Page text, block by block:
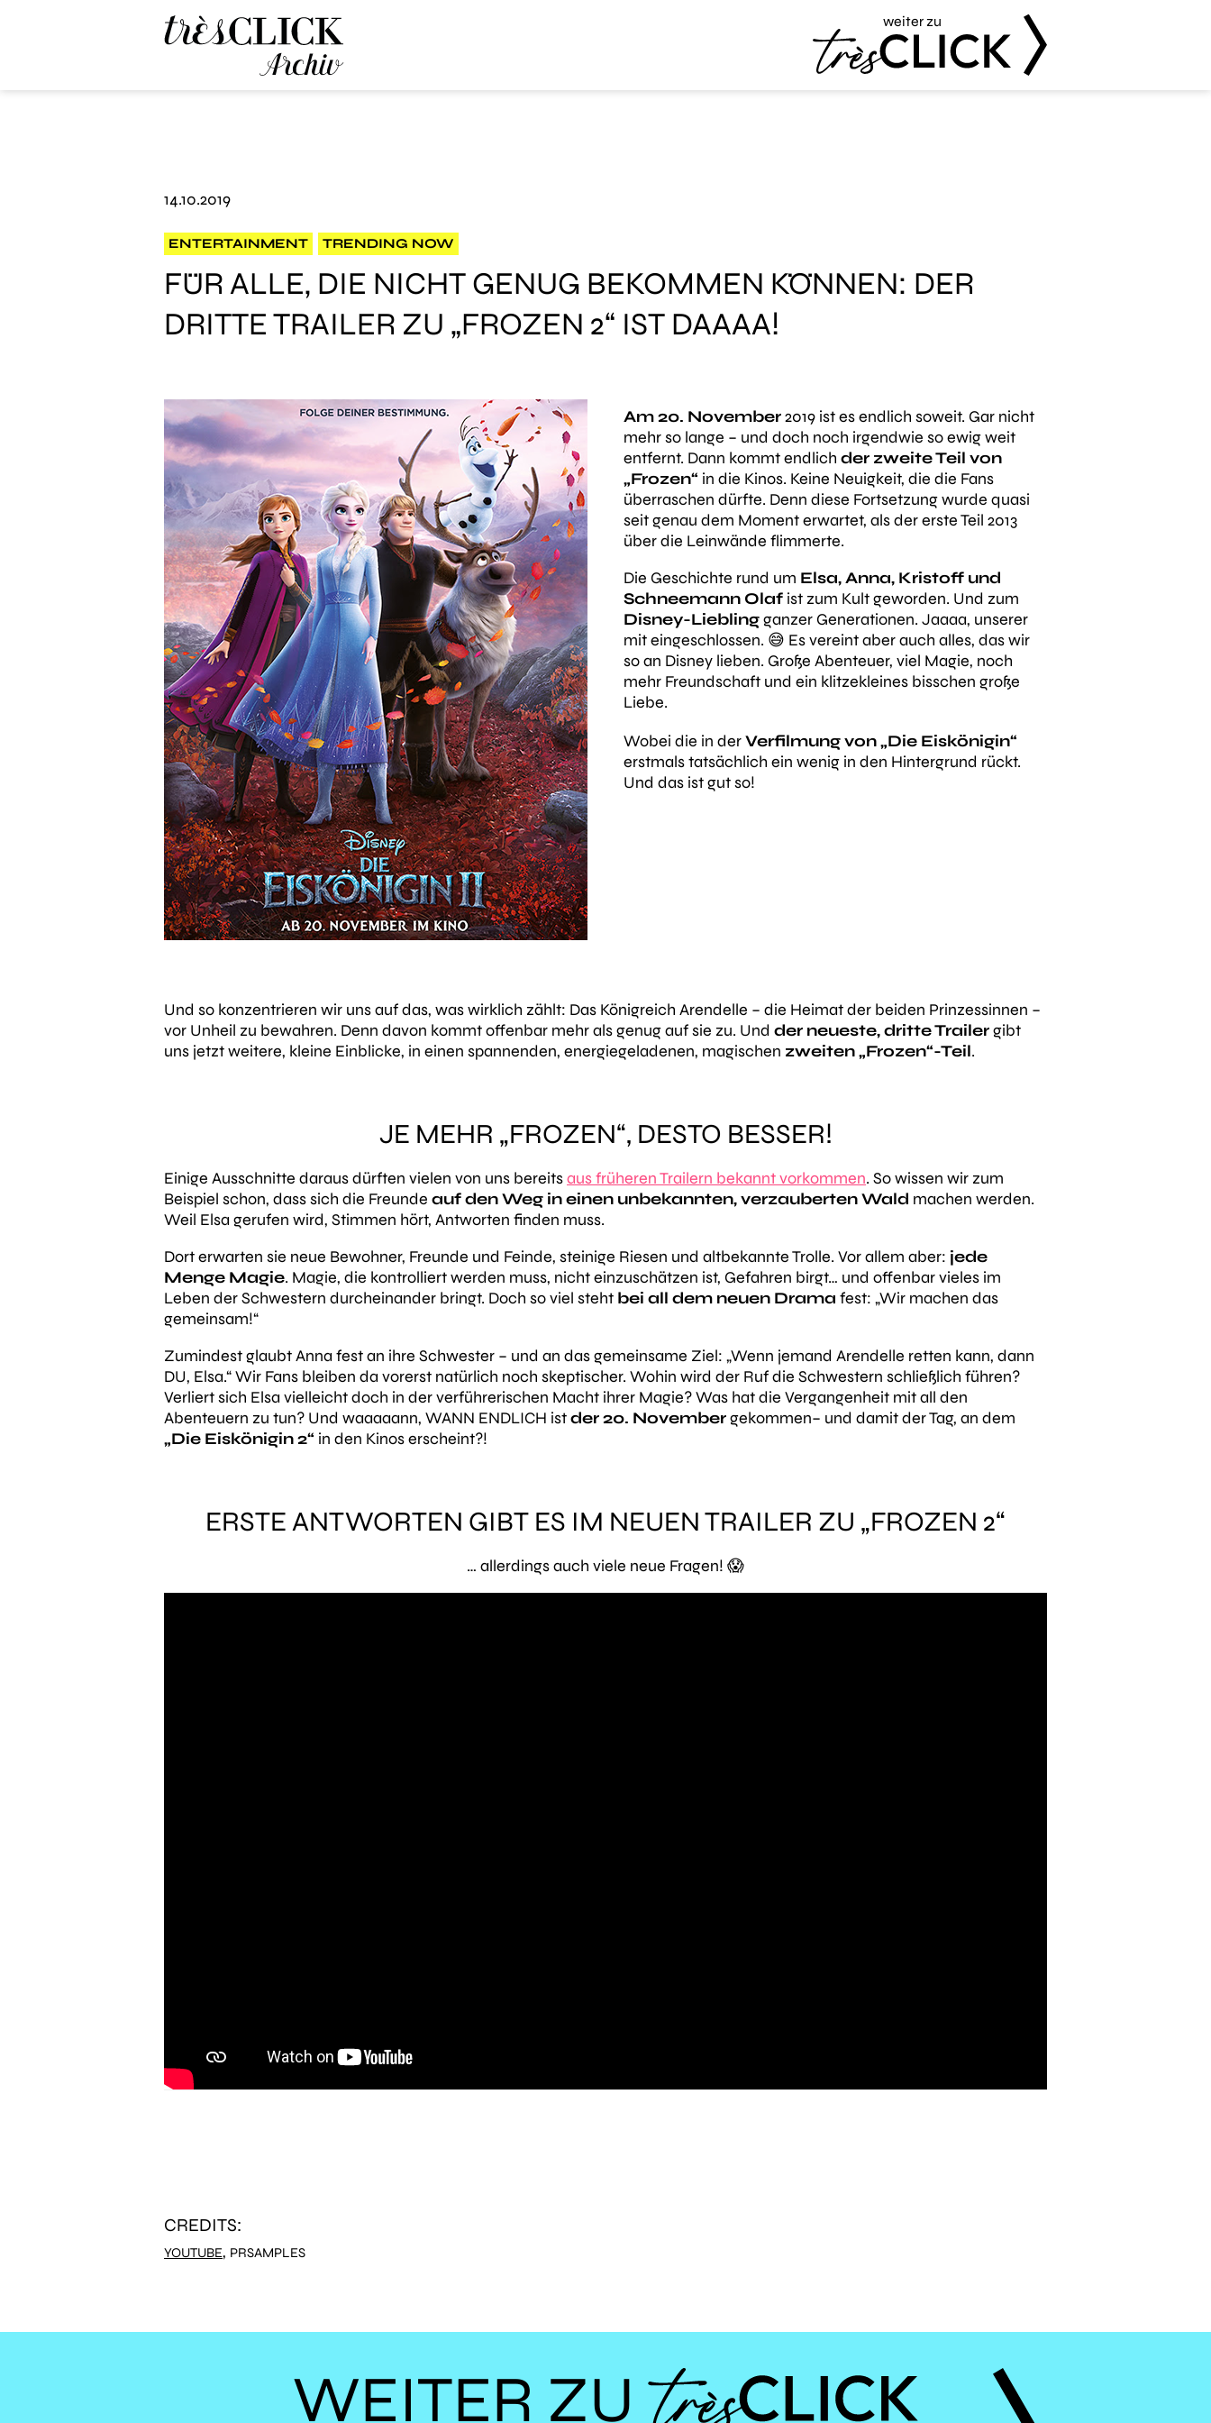
weiter zu
14.10.2019
ENTERTAINMENT TRENDING NOW
FÜR ALLE, DIE NICHT GENUG BEKOMMEN KÖNNEN: DER
DRITTE TRAILER ZU „FROZEN 2“ IST DAAAA!
Am 20. November2019 ist es endlich soweit. Gar nicht
mehr so lange – und doch noch irgendwie so ewig weit
entfernt. Dann kommt endlich der zweite Teil von
„Frozen“ in die Kinos. Keine Neuigkeit, die die Fans
überraschen dürfte. Denn diese Fortsetzung wurde quasi
seit genau dem Momenterwartet, als der erste Teil 2013
über die Leinwände flimmerte.
Die Geschichte rund um Elsa, Anna, Kristoff und
Schneemann Olaf ist zum Kult geworden. Und zum
Disney-Lieblingganzer Generationen. Jaaaa, unserer
mit eingeschlossen. 😅 Es vereint aber auch alles, das wir
so an Disney lieben. Große Abenteuer, viel Magie, noch
mehr Freundschaft und ein klitzekleines bisschen große
Liebe.
Wobei die in derVerfilmung von „Die Eiskönigin“
erstmals tatsächlich ein wenig in den Hintergrund rückt.
Und das ist gut so!
Und so konzentrieren wir uns auf das, was wirklich zählt: Das Königreich Arendelle – die Heimat der beiden Prinzessinnen –
vor Unheil zu bewahren. Denn davon kommt offenbar mehr als genug auf sie zu. Und der neueste, dritte Trailergibt
uns jetzt weitere, kleine Einblicke, in einen spannenden, energiegeladenen, magischen zweiten „Frozen“-Teil.
JE MEHR „FROZEN“, DESTO BESSER!
Einige Ausschnitte daraus dürften vielen von uns bereitsaus früheren Trailern bekannt vorkommen. So wissen wir zum
Beispiel schon, dass sich die Freunde auf den Weg in einen unbekannten, verzauberten Wald machen werden.
Weil Elsa gerufen wird, Stimmen hört, Antworten finden muss.
Dort erwarten sie neue Bewohner, Freunde und Feinde, steinige Riesen und altbekannte Trolle. Vor allem aber: jede
Menge Magie. Magie, die kontrolliert werden muss, nicht einzuschätzen ist, Gefahren birgt… und offenbar vieles im
Leben der Schwestern durcheinander bringt. Doch so viel steht bei all dem neuen Drama fest: „Wir machen das
gemeinsam!“
Zumindest glaubt Anna fest an ihre Schwester – und an das gemeinsame Ziel: „Wenn jemand Arendelle retten kann, dann
DU, Elsa.“Wir Fans bleiben da vorerst natürlich noch skeptischer. Wohin wird der Ruf die Schwestern schließlich führen?
Verliert sich Elsa vielleicht doch in der verführerischen Macht ihrer Magie? Was hat die Vergangenheit mit all den
Abenteuern zu tun? Und waaaaann, WANN ENDLICH istder 20. Novembergekommen– und damit der Tag, an dem
„Die Eiskönigin 2“ in den Kinos erscheint?!
ERSTE ANTWORTEN GIBT ES IM NEUEN TRAILER ZU „FROZEN 2“
… allerdings auch viele neue Fragen! 😱
CREDITS:
YOUTUBE, PRSAMPLES
WEITER ZU